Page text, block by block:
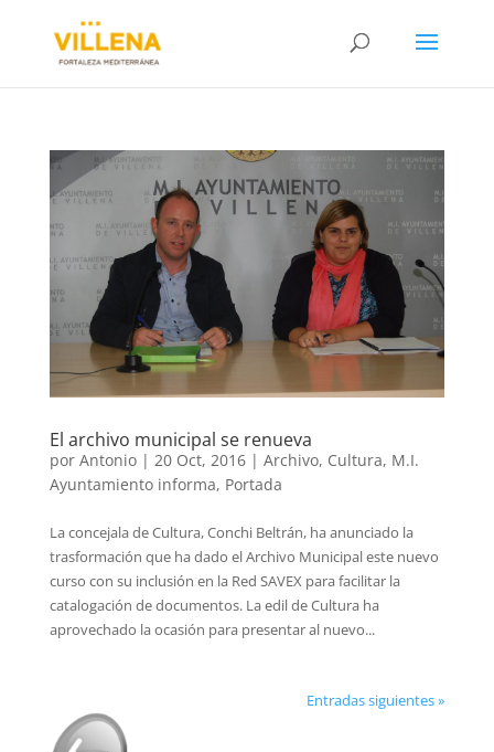
El archivo municipal se renueva
por Antonio| 20 Oct, 2016| Archivo, Cultura, M.I.
Ayuntamiento informa, Portada
La concejala de Cultura, Conchi Beltrán, ha anunciado la
trasformación que ha dado el Archivo Municipal este nuevo
curso con su inclusión en la Red SAVEX para facilitar la
catalogación de documentos. La edil de Cultura ha
aprovechado la ocasión para presentar al nuevo...
Entradas siguientes »